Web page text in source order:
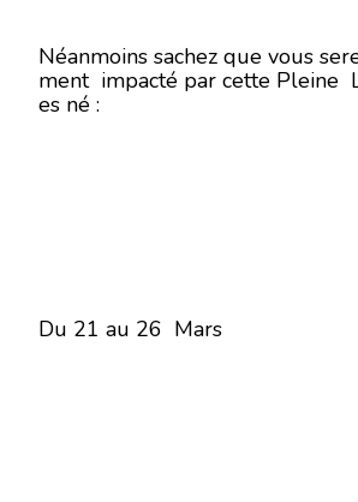
Néanmoins sachez que vous
ment impacté par cette Pleine
es né :
Du 21 au 26 Mars